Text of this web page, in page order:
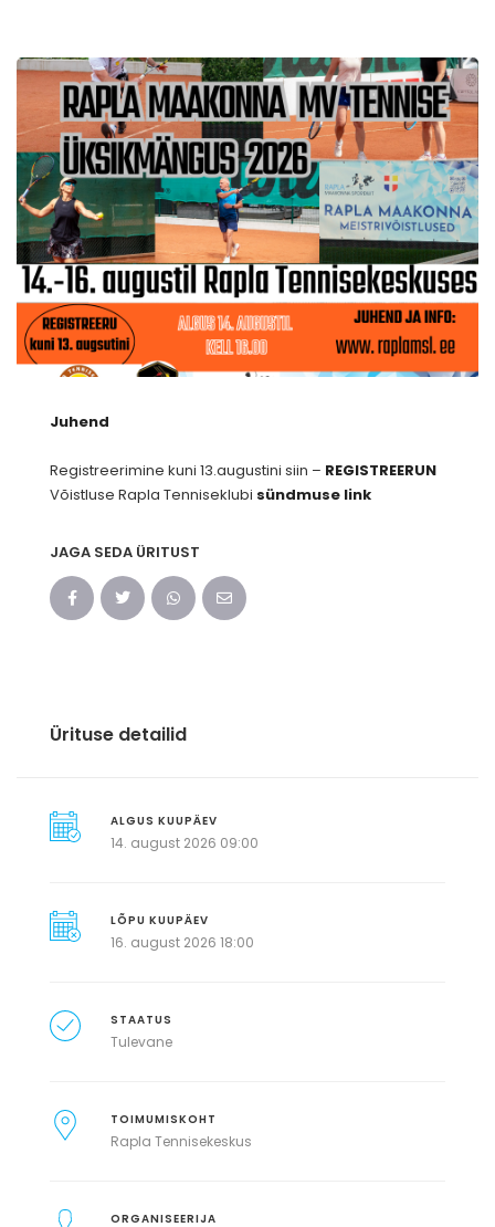
Juhend
Registreerimine kuni 13.augustini siin – REGISTREERUN
Võistluse Rapla Tenniseklubi sündmuse link
JAGA SEDA ÜRITUST
Ürituse detailid
ALGUS KUUPÄEV
14. august 2026 09:00
LÕPU KUUPÄEV
16. august 2026 18:00
STAATUS
Tulevane
TOIMUMISKOHT
Rapla Tennisekeskus
ORGANISEERIJA